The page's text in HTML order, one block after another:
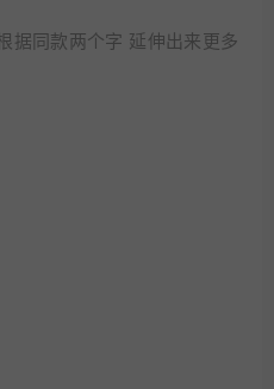
据同款两个字 延伸出来更多